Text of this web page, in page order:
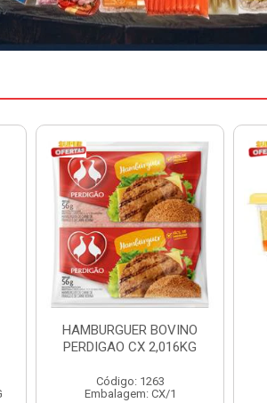
MARGARINA DELINE
CAIXA 24X250G
Código: 12886
Embalagem: CX/1